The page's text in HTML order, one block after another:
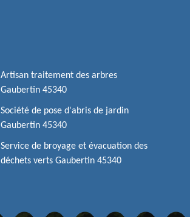
Artisan traitement des arbres
Gaubertin 45340
Société de pose d'abris de jardin
Gaubertin 45340
Service de broyage et évacuation des
déchets verts Gaubertin 45340